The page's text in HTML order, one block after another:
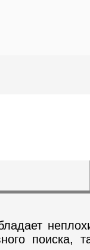
поиска,